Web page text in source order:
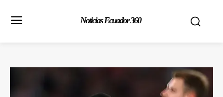
Noticias Ecuador 360